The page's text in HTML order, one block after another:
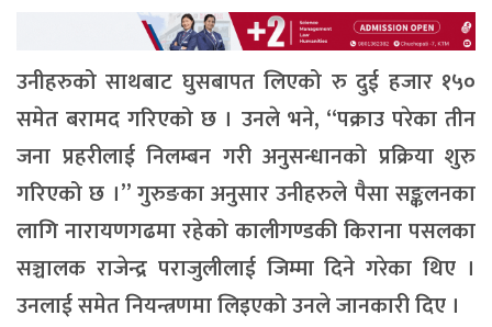
उनीहरुको साथबाट घुसबापत लिएको रु दुई हजार १५०
समेत बरामद गरिएको छ । उनले भने, “पक्राउ परेका तीन
जना प्रहरीलाई निलम्बन गरी अनुसन्धानको प्रक्रिया शुरु
गरिएको छ ।” गुरुङका अनुसार उनीहरुले पैसा सङ्कलनका
लागि नारायणगढमा रहेको कालीगण्डकी किराना पसलका
सञ्चालक राजेन्द्र पराजुलीलाई जिम्मा दिने गरेका थिए ।
उनलाई समेत नियन्त्रणमा लिइएको उनले जानकारी दिए ।